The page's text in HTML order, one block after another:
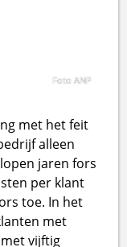
Foto ANP
met het feit
alleen
jaren fors
per klant
toe. In het
met
vijftig